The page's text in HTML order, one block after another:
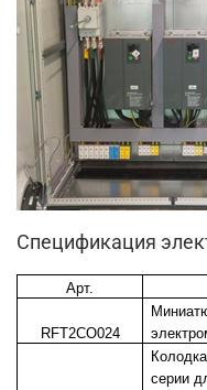
Спецификация
Арт.
RFT2CO024
серии